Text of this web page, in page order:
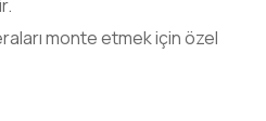
monte etmek için özel